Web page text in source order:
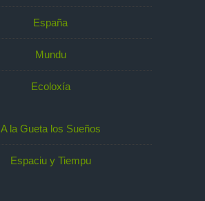
España
Mundu
Ecoloxía
A la Gueta los Sueños
Espaciu y Tiempu